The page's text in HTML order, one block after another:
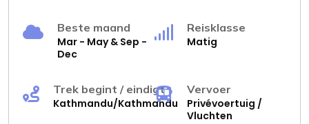
Beste maand
Mar - May & Sep -
Dec
Reisklasse
Matig
Trek begint / eindigt
Kathmandu/Kathmandu
Vervoer
Privévoertuig /
Vluchten